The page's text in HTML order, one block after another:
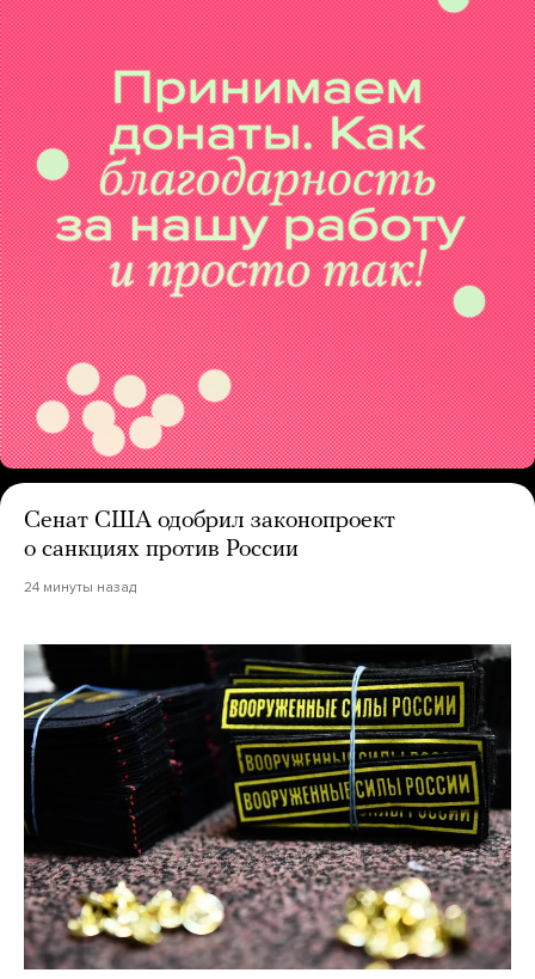
Сенат США одобрил законопроект
о санкциях против России
24 минуты назад